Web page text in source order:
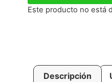
Este producto no está
Descripción